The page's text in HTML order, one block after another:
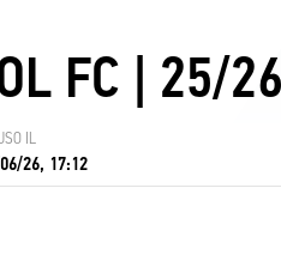
FC | 25/
IL
26, 17:12